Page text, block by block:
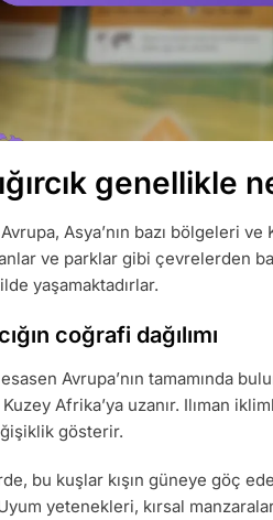
genellikle
Avrupa, Asya’nın bazı bölgeleri
ve parklar gibi çevrelerden
yaşamaktadırlar.
coğrafi dağılımı
esasen Avrupa’nın tamamında
Afrika’ya uzanır. Ilıman
gösterir.
bu kuşlar kışın güneye göç
yetenekleri, kırsal